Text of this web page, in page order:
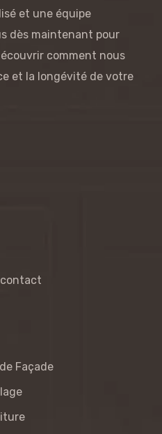
et une équipe
dès maintenant pour
comment nous
et la longévité de votre
Façade